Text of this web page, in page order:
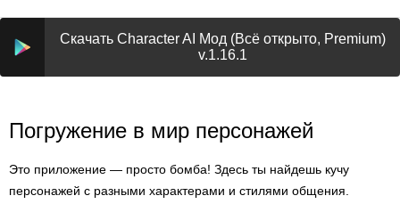
Скачать Character AI Мод (Всё открыто, Premium)
v.1.16.1
Погружение в мир персонажей
Это приложение — просто бомба! Здесь ты найдешь кучу
персонажей с разными характерами и стилями общения.